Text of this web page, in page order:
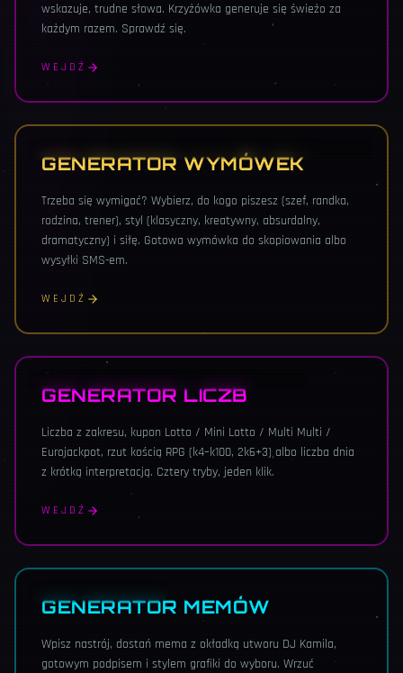
wskazuje, trudne słowa. Krzyżówka generuje się świeżo za
każdym razem. Sprawdź się.
WEJDŹ
GENERATOR WYMÓWEK
Trzeba się wymigać? Wybierz, do kogo piszesz (szef, randka,
rodzina, trener), styl (klasyczny, kreatywny, absurdalny,
dramatyczny) i siłę. Gotowa wymówka do skopiowania albo
wysyłki SMS-em.
WEJDŹ
GENERATOR LICZB
Liczba z zakresu, kupon Lotto / Mini Lotto / Multi Multi /
Eurojackpot, rzut kością RPG (k4–k100, 2k6+3) albo liczba dnia
z krótką interpretacją. Cztery tryby, jeden klik.
WEJDŹ
GENERATOR MEMÓW
Wpisz nastrój, dostań mema z okładką utworu DJ Kamila,
gotowym podpisem i stylem grafiki do wyboru. Wrzuć